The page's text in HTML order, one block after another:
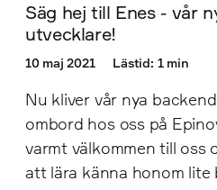
Säg hej till Enes - vår
utvecklare!
10 maj 2021 Lästid: 1 min
Nu kliver vår nya
ombord hos oss på
varmt välkommen till oss
att lära känna honom lite